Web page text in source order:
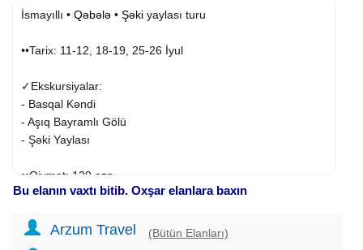
İsmayıllı • Qəbələ • Şəki yaylası turu
••Tarix: 11-12, 18-19, 25-26 İyul
✓Ekskursiyalar:
- Basqal Kəndi
- Aşıq Bayramlı Gölü
- Şəki Yaylası
••Qiymət: 129 azn
• Komfortlu nəqliyyat
• Peşəkar bələdçi xidməti
Bu elanın vaxtı bitib. Oxşar elanlara baxın
Arzum Travel (Bütün Elanları)